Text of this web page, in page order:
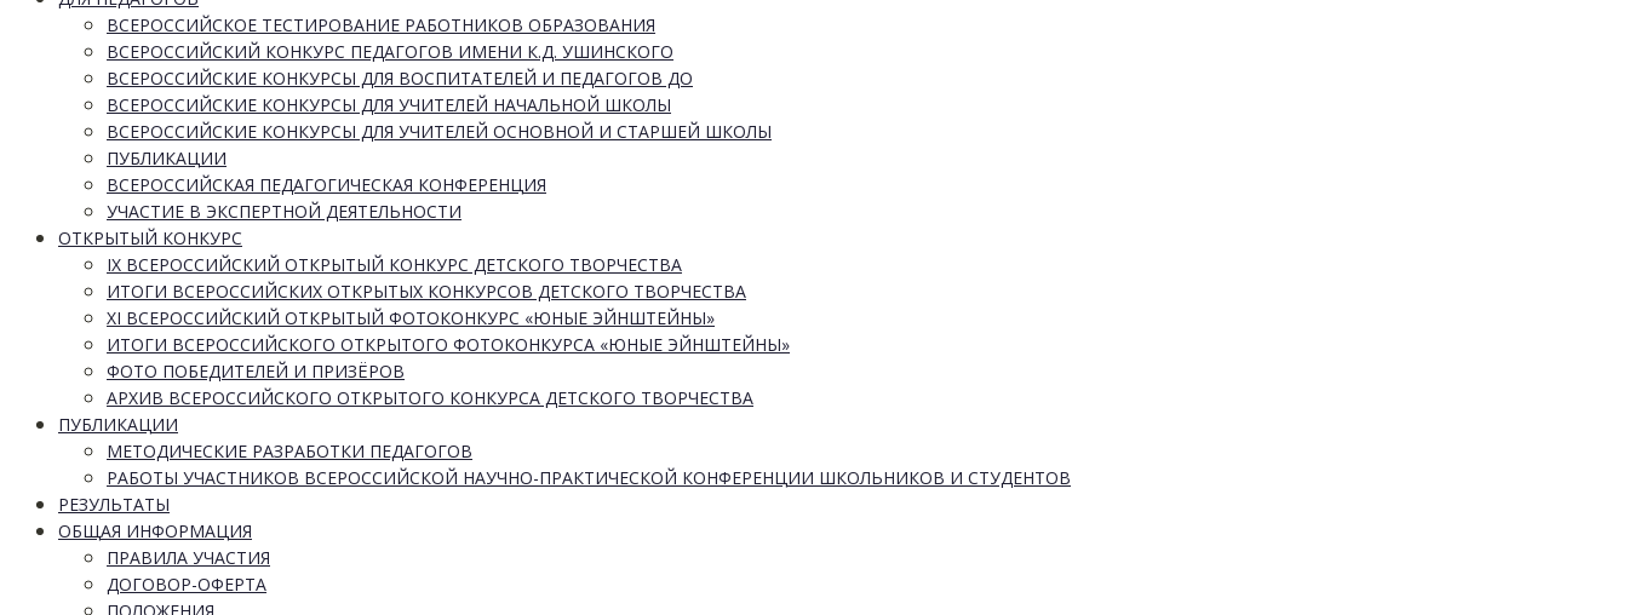
ВСЕРОССИЙСКОЕ ТЕСТИРОВАНИЕ РАБОТНИКОВ ОБРАЗОВАНИЯ
ВСЕРОССИЙСКИЙ КОНКУРС ПЕДАГОГОВ ИМЕНИ К.Д. УШИНСКОГО
ВСЕРОССИЙСКИЕ КОНКУРСЫ ДЛЯ ВОСПИТАТЕЛЕЙ И ПЕДАГОГОВ ДО
ВСЕРОССИЙСКИЕ КОНКУРСЫ ДЛЯ УЧИТЕЛЕЙ НАЧАЛЬНОЙ ШКОЛЫ
ВСЕРОССИЙСКИЕ КОНКУРСЫ ДЛЯ УЧИТЕЛЕЙ ОСНОВНОЙ И СТАРШЕЙ ШКОЛЫ
ПУБЛИКАЦИИ
ВСЕРОССИЙСКАЯ ПЕДАГОГИЧЕСКАЯ КОНФЕРЕНЦИЯ
УЧАСТИЕ В ЭКСПЕРТНОЙ ДЕЯТЕЛЬНОСТИ
ОТКРЫТЫЙ КОНКУРС
IX ВСЕРОССИЙСКИЙ ОТКРЫТЫЙ КОНКУРС ДЕТСКОГО ТВОРЧЕСТВА
ИТОГИ ВСЕРОССИЙСКИХ ОТКРЫТЫХ КОНКУРСОВ ДЕТСКОГО ТВОРЧЕСТВА
XI ВСЕРОССИЙСКИЙ ОТКРЫТЫЙ ФОТОКОНКУРС «ЮНЫЕ ЭЙНШТЕЙНЫ»
ИТОГИ ВСЕРОССИЙСКОГО ОТКРЫТОГО ФОТОКОНКУРСА «ЮНЫЕ ЭЙНШТЕЙНЫ»
ФОТО ПОБЕДИТЕЛЕЙ И ПРИЗЁРОВ
АРХИВ ВСЕРОССИЙСКОГО ОТКРЫТОГО КОНКУРСА ДЕТСКОГО ТВОРЧЕСТВА
ПУБЛИКАЦИИ
МЕТОДИЧЕСКИЕ РАЗРАБОТКИ ПЕДАГОГОВ
РАБОТЫ УЧАСТНИКОВ ВСЕРОССИЙСКОЙ НАУЧНО-ПРАКТИЧЕСКОЙ КОНФЕРЕНЦИИ ШКОЛЬНИКОВ И СТУДЕНТОВ
РЕЗУЛЬТАТЫ
ОБЩАЯ ИНФОРМАЦИЯ
ПРАВИЛА УЧАСТИЯ
ДОГОВОР-ОФЕРТА